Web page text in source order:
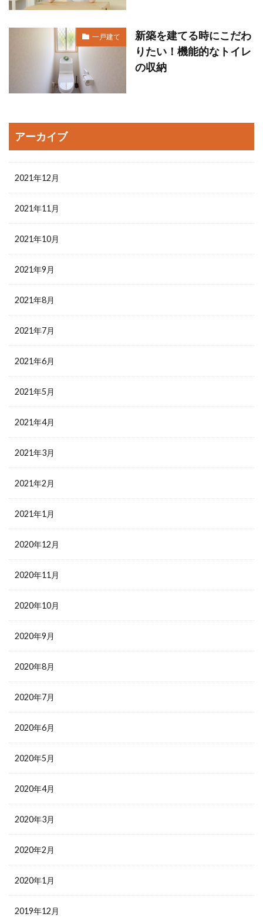
一戸建て
新築を建てる時にこだわ
りたい！機能的なトイレ
の収納
アーカイブ
2021年12月
2021年11月
2021年10月
2021年9月
2021年8月
2021年7月
2021年6月
2021年5月
2021年4月
2021年3月
2021年2月
2021年1月
2020年12月
2020年11月
2020年10月
2020年9月
2020年8月
2020年7月
2020年6月
2020年5月
2020年4月
2020年3月
2020年2月
2020年1月
2019年12月